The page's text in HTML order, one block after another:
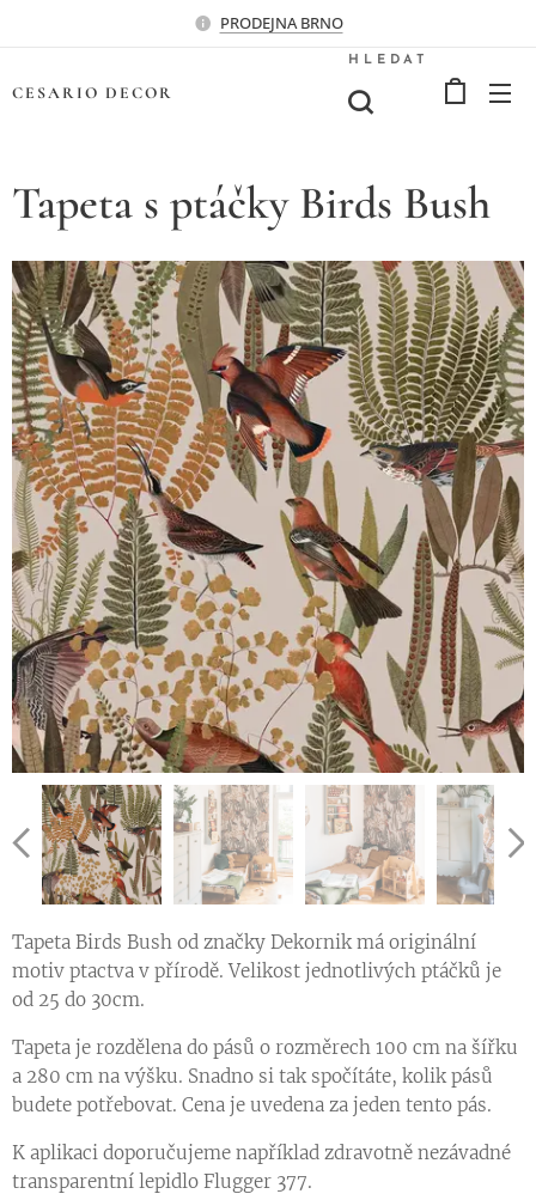
PRODEJNA BRNO
CESARIO DECOR
HLEDAT
Tapeta s ptáčky Birds Bush
Tapeta Birds Bush od značky Dekornik má originální
motiv ptactva v přírodě. Velikost jednotlivých ptáčků je
od 25 do 30cm.
Tapeta je rozdělena do pásů o rozměrech 100 cm na šířku
a 280 cm na výšku. Snadno si tak spočítáte, kolik pásů
budete potřebovat. Cena je uvedena za jeden tento pás.
K aplikaci doporučujeme například zdravotně nezávadné
transparentní lepidlo Flugger 377.